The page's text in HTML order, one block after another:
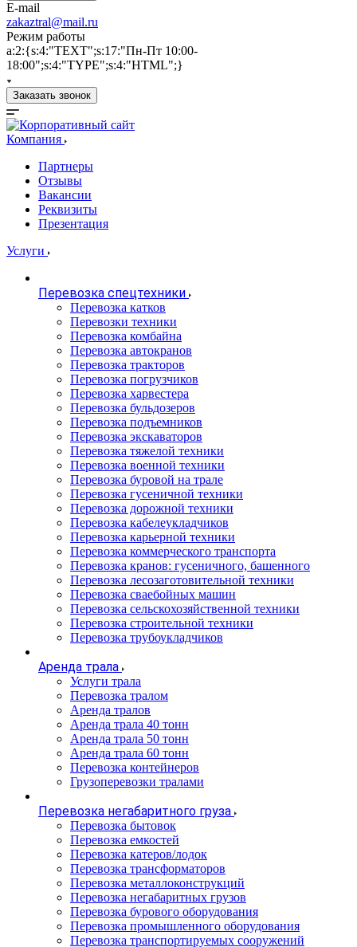
E-mail
zakaztral@mail.ru
Режим работы
a:2:{s:4:"TEXT";s:17:"Пн-Пт 10:00-
18:00";s:4:"TYPE";s:4:"HTML";}
Заказать звонок
Компания
Партнеры
Отзывы
Вакансии
Реквизиты
Презентация
Услуги
Перевозка спецтехники
Перевозка катков
Перевозки техники
Перевозка комбайна
Перевозка автокранов
Перевозка тракторов
Перевозка погрузчиков
Перевозка харвестера
Перевозка бульдозеров
Перевозка подъемников
Перевозка экскаваторов
Перевозка тяжелой техники
Перевозка военной техники
Перевозка буровой на трале
Перевозка гусеничной техники
Перевозка дорожной техники
Перевозка кабелеукладчиков
Перевозка карьерной техники
Перевозка коммерческого транспорта
Перевозка кранов: гусеничного, башенного
Перевозка лесозаготовительной техники
Перевозка сваебойных машин
Перевозка сельскохозяйственной техники
Перевозка строительной техники
Перевозка трубоукладчиков
Аренда трала
Услуги трала
Перевозка тралом
Аренда тралов
Аренда трала 40 тонн
Аренда трала 50 тонн
Аренда трала 60 тонн
Перевозка контейнеров
Грузоперевозки тралами
Перевозка негабаритного груза
Перевозка бытовок
Перевозка емкостей
Перевозка катеров/лодок
Перевозка трансформаторов
Перевозка металлоконструкций
Перевозка негабаритных грузов
Перевозка бурового оборудования
Перевозка промышленного оборудования
Перевозка транспортируемых сооружений